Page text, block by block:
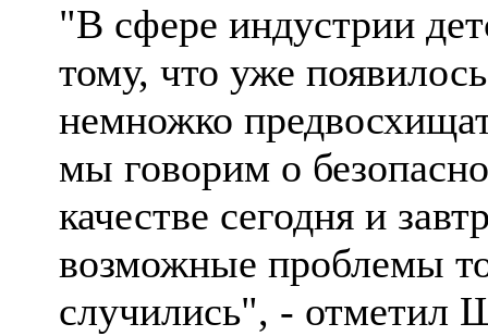
"В сфере индустрии
тому, что уже
немножко
мы говорим о
качестве сегодня и
возможные проблемы
случились", - отметил